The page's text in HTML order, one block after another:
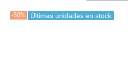
-50% Últimas unidades en stock